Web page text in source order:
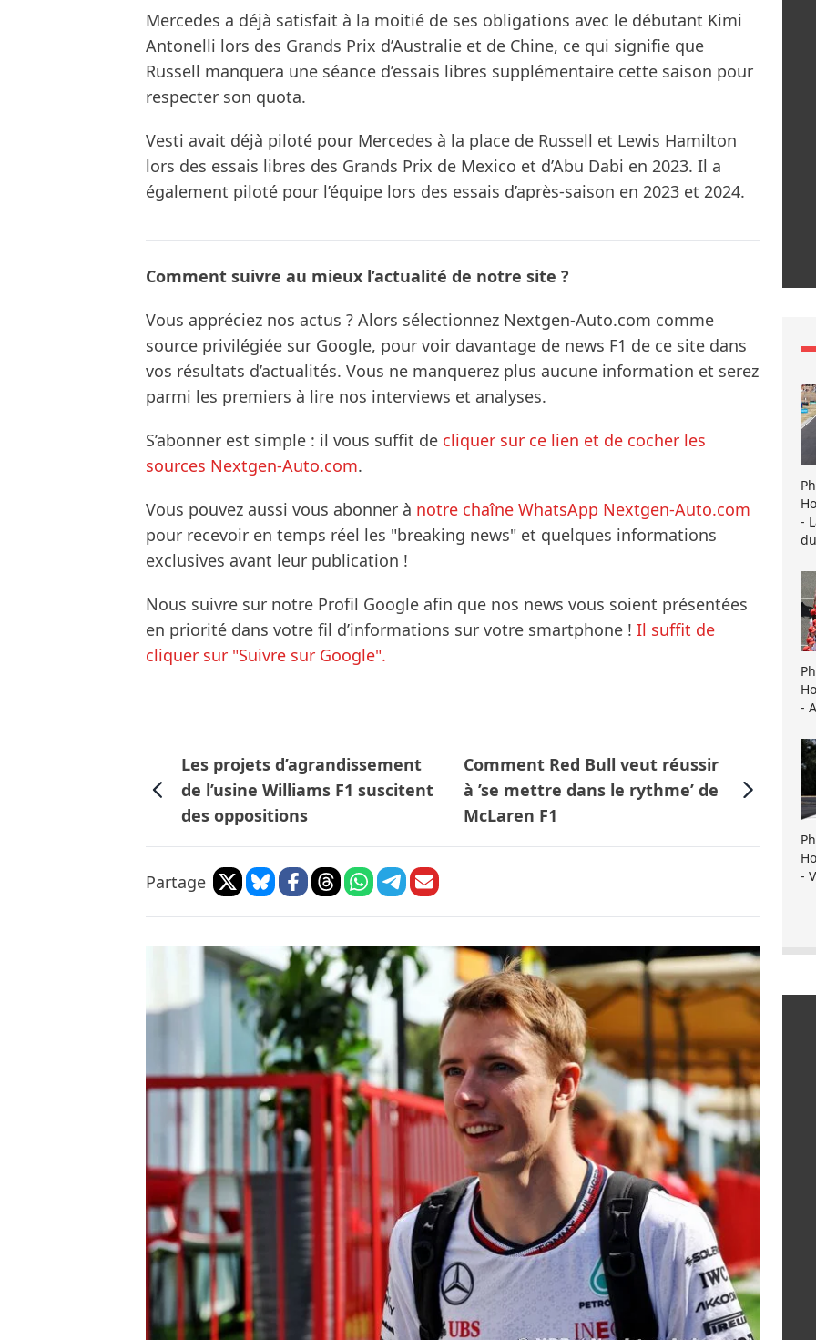
Mercedes a déjà satisfait à la moitié de ses obligations avec le débutant Kimi
Antonelli lors des Grands Prix d’Australie et de Chine, ce qui signifie que
Russell manquera une séance d’essais libres supplémentaire cette saison pour
respecter son quota.
Vesti avait déjà piloté pour Mercedes à la place de Russell et Lewis Hamilton
lors des essais libres des Grands Prix de Mexico et d’Abu Dabi en 2023. Il a
également piloté pour l’équipe lors des essais d’après-saison en 2023 et 2024.
Comment suivre au mieux l’actualité de notre site ?
Vous appréciez nos actus ? Alors sélectionnez Nextgen-Auto.com comme
source privilégiée sur Google, pour voir davantage de news F1 de ce site dans
vos résultats d’actualités. Vous ne manquerez plus aucune information et serez
parmi les premiers à lire nos interviews et analyses.
S’abonner est simple : il vous suffit de cliquer sur ce lien et de cocher les
sources Nextgen-Auto.com.
Vous pouvez aussi vous abonner à notre chaîne WhatsApp Nextgen-Auto.com
pour recevoir en temps réel les "breaking news" et quelques informations
exclusives avant leur publication !
Nous suivre sur notre Profil Google afin que nos news vous soient présentées
en priorité dans votre fil d’informations sur votre smartphone ! Il suffit de
cliquer sur "Suivre sur Google".
Les projets d’agrandissement
de l’usine Williams F1 suscitent
des oppositions
Comment Red Bull veut réussir
à ’se mettre dans le rythme’ de
McLaren F1
Partage
-
-
-